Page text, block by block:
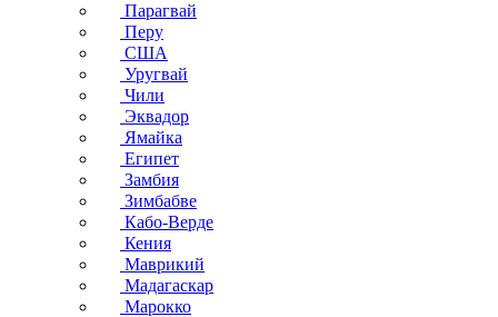
Парагвай
Перу
США
Уругвай
Чили
Эквадор
Ямайка
Египет
Замбия
Зимбабве
Кабо-Верде
Кения
Маврикий
Мадагаскар
Марокко